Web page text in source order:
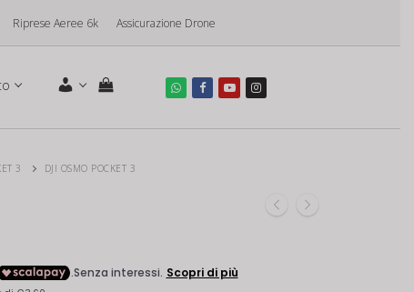
Riprese Aeree 6k Assicurazione Drone
3 DJI OSMO POCKET 3